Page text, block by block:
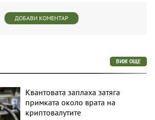
ДОБАВИ КОМЕНТАР
ВИЖ ОЩЕ
Квантовата заплаха затяга
примката около врата на
криптовалутите